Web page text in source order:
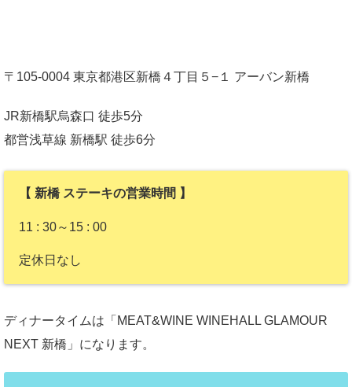
〒105-0004 東京都港区新橋４丁目５−１ アーバン新橋
JR新橋駅烏森口 徒歩5分
都営浅草線 新橋駅 徒歩6分
【 新橋 ステーキの営業時間 】
11 : 30～15 : 00
定休日なし
ディナータイムは「MEAT&WINE WINEHALL GLAMOUR
NEXT 新橋」になります。